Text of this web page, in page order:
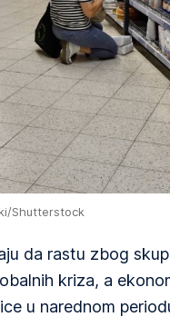
Shutterstock
da rastu zbog
kriza, a
u narednom